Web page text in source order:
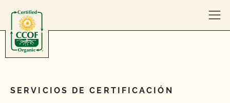
SERVICIOS DE CERTIFICACIÓN